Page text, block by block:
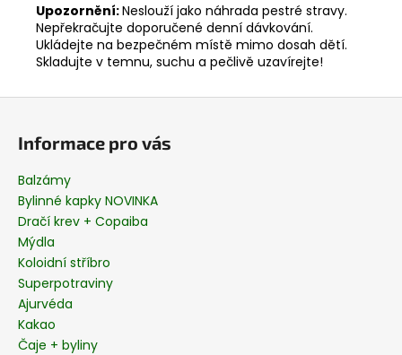
Upozornění:Neslouží jako náhrada pestré stravy.
Nepřekračujte doporučené denní dávkování.
Ukládejte na bezpečném místě mimo dosah dětí.
Skladujte v temnu, suchu a pečlivě uzavírejte!
Informace pro vás
Balzámy
Bylinné kapky NOVINKA
Dračí krev + Copaiba
Mýdla
Koloidní stříbro
Superpotraviny
Ajurvéda
Kakao
Čaje + byliny